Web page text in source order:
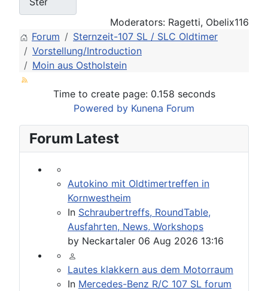
Moderators: Ragetti, Obelix116
Forum
Sternzeit-107 SL / SLC Oldtimer
Vorstellung/Introduction
Moin aus Ostholstein
Time to create page: 0.158 seconds
Powered by Kunena Forum
Forum Latest
Autokino mit Oldtimertreffen in
Kornwestheim
In Schraubertreffs, RoundTable,
Ausfahrten, News, Workshops
by Neckartaler 06 Aug 2026 13:16
Lautes klakkern aus dem Motorraum
In Mercedes-Benz R/C 107 SL forum